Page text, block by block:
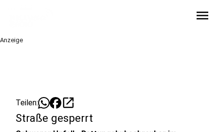
menu
Anzeige
Teilen: open_in_new
Straße gesperrt